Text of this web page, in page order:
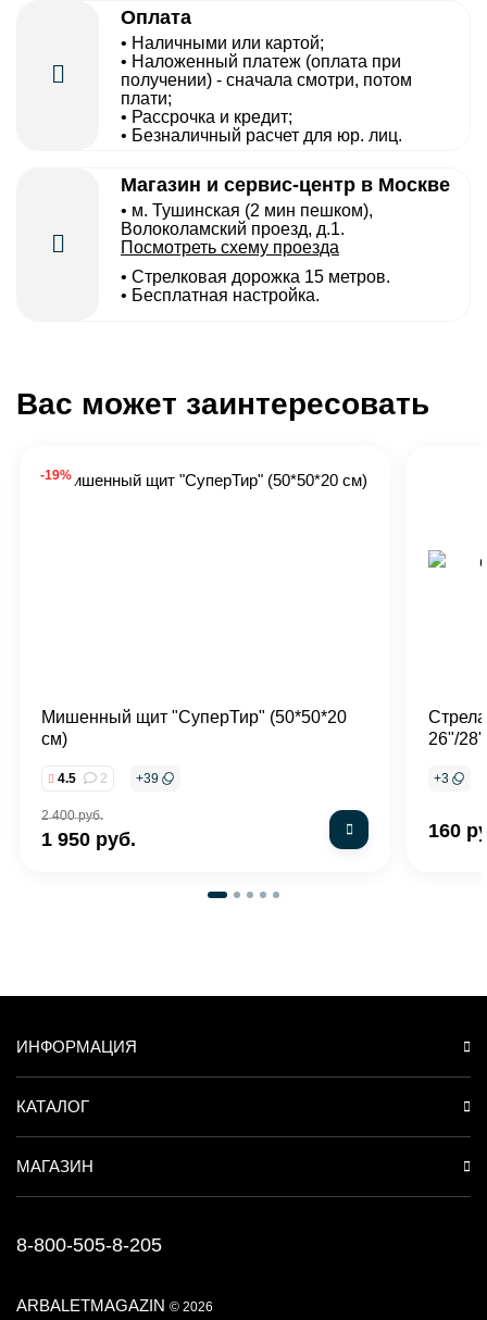
Оплата
• Наличными или картой;
• Наложенный платеж (оплата при
получении) - сначала смотри, потом
плати;
• Рассрочка и кредит;
• Безналичный расчет для юр. лиц.
Магазин и сервис-центр в Москве
• м. Тушинская (2 мин пешком),
Волоколамский проезд, д.1.
Посмотреть схему проезда
• Cтрелковая дорожка 15 метров.
• Бесплатная настройка.
Вас может заинтересовать
-19%
Мишенный щит "СуперТир" (50*50*20
см)
4.5 2 +39
2 400 руб.
1 950 руб.
26"/
+3
160
ARBALETMAGAZIN © 2026
ИНФОРМАЦИЯ
КАТАЛОГ
МАГАЗИН
8-800-505-8-205